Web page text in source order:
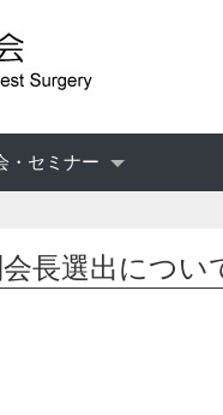
・セミナー
長選出につい